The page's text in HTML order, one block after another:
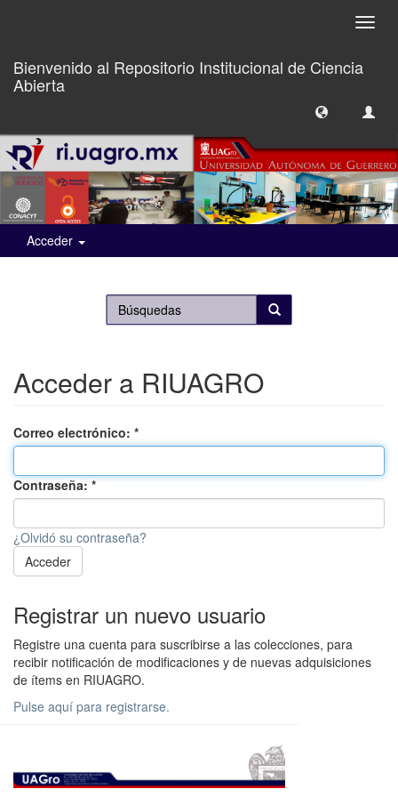
Bienvenido al Repositorio Institucional de Ciencia
Abierta
Acceder
Acceder a RIUAGRO
Correo electrónico:
Contraseña:
¿Olvidó su contraseña?
Acceder
Registrar un nuevo usuario
Registre una cuenta para suscribirse a las colecciones, para
recibir notificación de modificaciones y de nuevas adquisiciones
de ítems en RIUAGRO.
Pulse aquí para registrarse.